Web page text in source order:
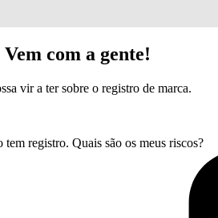
com a gente!
vir a ter sobre o registro de marca.
registro. Quais são os meus riscos?